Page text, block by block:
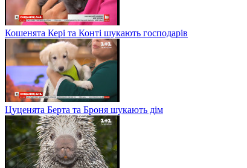
Кошенята Кері та Конті шукають господарів
Цуценята Берта та Броня шукають дім